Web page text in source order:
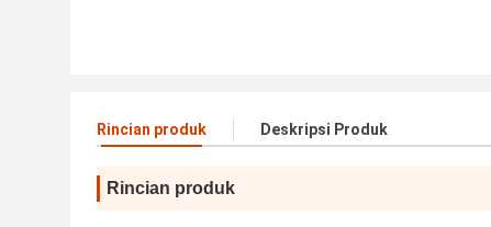
Rincian produk Deskripsi Produk
Rincian produk